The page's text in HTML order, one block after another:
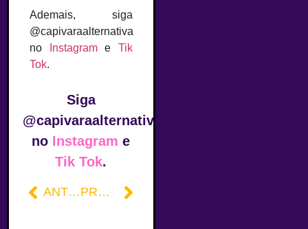
Ademais, siga
@capivaraalternativa
no
Instagrame Tik
Tok.
Siga
@capivaraalternativa
no Instagram e
Tik Tok.
ANTERIOR PRÓXIMO